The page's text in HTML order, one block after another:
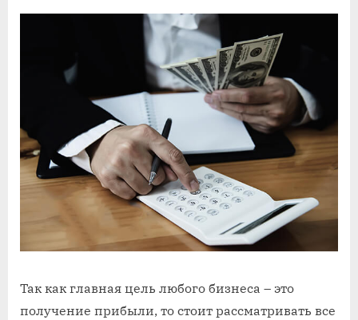
Так как главная цель любого бизнеса – это
получение прибыли, то стоит рассматривать все